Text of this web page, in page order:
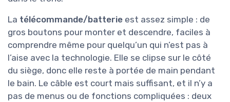
La télécommande/batterie est assez simple : de
gros boutons pour monter et descendre, faciles à
comprendre même pour quelqu’un qui n’est pas à
l’aise avec la technologie. Elle se clipse sur le côté
du siège, donc elle reste à portée de main pendant
le bain. Le câble est court mais suffisant, et il n’y a
pas de menus ou de fonctions compliquées : deux